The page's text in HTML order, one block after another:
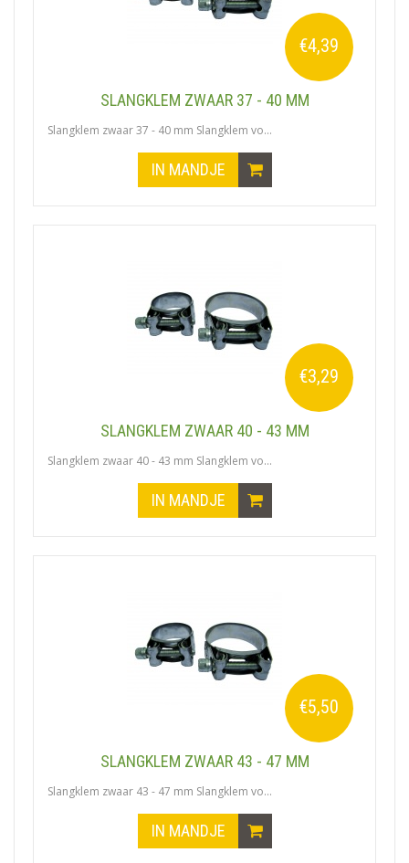
€4,39
SLANGKLEM ZWAAR 37 - 40 MM
Slangklem zwaar 37 - 40 mm Slangklem vo...
IN MANDJE
€3,29
SLANGKLEM ZWAAR 40 - 43 MM
Slangklem zwaar 40 - 43 mm Slangklem vo...
IN MANDJE
€5,50
SLANGKLEM ZWAAR 43 - 47 MM
Slangklem zwaar 43 - 47 mm Slangklem vo...
IN MANDJE